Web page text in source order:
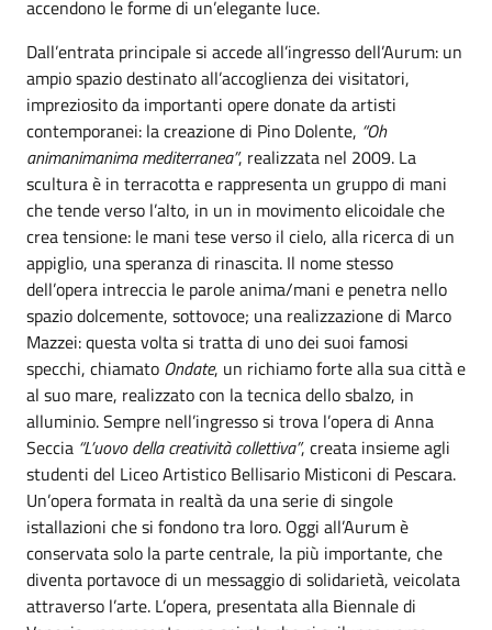
accendono le forme di un’elegante luce.
Dall’entrata principale si accede all’ingresso dell’Aurum: un
ampio spazio destinato all’accoglienza dei visitatori,
impreziosito da importanti opere donate da artisti
contemporanei: la creazione di Pino Dolente, “Oh
animanimanima mediterranea”, realizzata nel 2009. La
scultura è in terracotta e rappresenta un gruppo di mani
che tende verso l’alto, in un in movimento elicoidale che
crea tensione: le mani tese verso il cielo, alla ricerca di un
appiglio, una speranza di rinascita. Il nome stesso
dell’opera intreccia le parole anima/mani e penetra nello
spazio dolcemente, sottovoce; una realizzazione di Marco
Mazzei: questa volta si tratta di uno dei suoi famosi
specchi, chiamato Ondate, un richiamo forte alla sua città e
al suo mare, realizzato con la tecnica dello sbalzo, in
alluminio. Sempre nell’ingresso si trova l’opera di Anna
Seccia “L’uovo della creatività collettiva”, creata insieme agli
studenti del Liceo Artistico Bellisario Misticoni di Pescara.
Un’opera formata in realtà da una serie di singole
istallazioni che si fondono tra loro. Oggi all’Aurum è
conservata solo la parte centrale, la più importante, che
diventa portavoce di un messaggio di solidarietà, veicolata
attraverso l’arte. L’opera, presentata alla Biennale di